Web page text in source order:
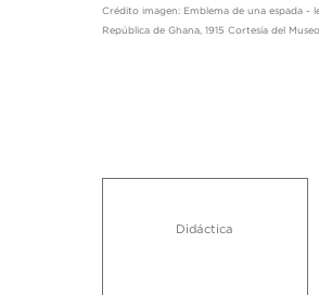
Crédito imagen: Emblema de una espada -
República de Ghana, 1915 Cortesía del
Didáctica